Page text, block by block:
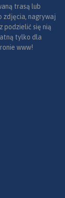
trasą lub
zdjęcia, nagrywaj
podzielić się nią
tylko dla
www!